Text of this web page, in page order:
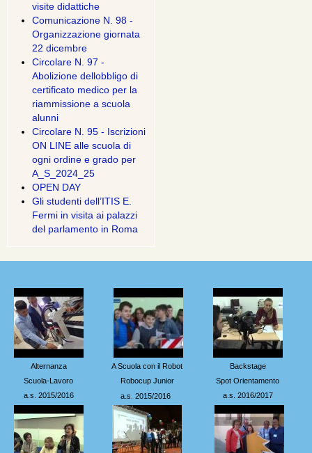
visite didattiche
Comunicazione N. 98 -
Organizzazione giornata
22 dicembre
Circolare N. 97 -
Abolizione dellobbligo di
certificato medico per la
riammissione a scuola
alunni
Circolare N. 95 - Iscrizioni
ON LINE alle scuola di
ogni ordine e grado per
A_S_2024_25
OPEN DAY
Gli studenti dell’ITIS E.
Fermi in visita ai palazzi
del parlamento in Roma
Alternanza
Scuola-Lavoro
a.s. 2015/2016
A Scuola con il Robot
Robocup Junior
a.s. 2015/2016
Backstage
Spot Orientamento
a.s. 2016/2017